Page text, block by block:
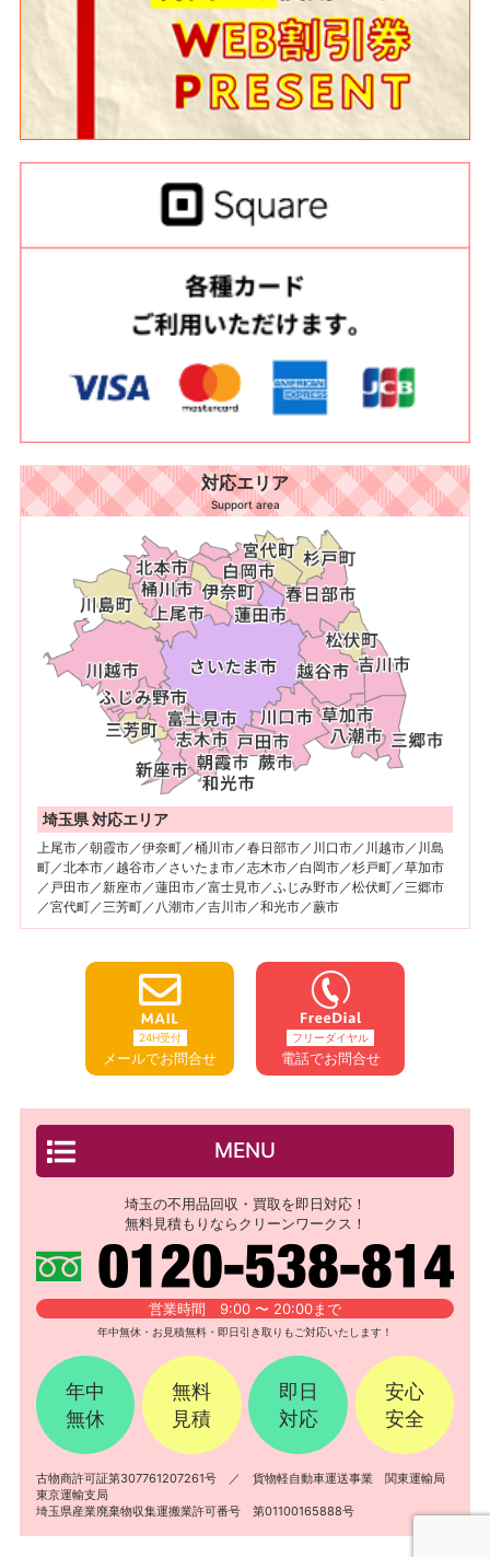
対応エリア
Support area
埼玉県 対応エリア
上尾市／朝霞市／伊奈町／桶川市／春日部市／川口市／川越市／川島
町／北本市／越谷市／さいたま市／志木市／白岡市／杉戸町／草加市
／戸田市／新座市／蓮田市／富士見市／ふじみ野市／松伏町／三郷市
／宮代町／三芳町／八潮市／吉川市／和光市／蕨市
24H受付
メールでお問合せ
フリーダイヤル
電話でお問合せ
MENU
埼玉の不用品回収・買取を即日対応！
無料見積もりならクリーンワークス！
営業時間 9:00 〜 20:00まで
年中無休・お見積無料・即日引き取りもご対応いたします！
年中
無休
無料
見積
即日
対応
安心
安全
古物商許可証第307761207261号 ／ 貨物軽自動車運送事業 関東運輸局
東京運輸支局
埼玉県産業廃棄物収集運搬業許可番号 第01100165888号